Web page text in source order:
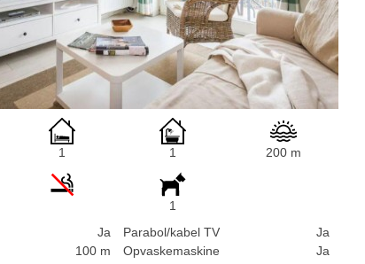
1 1 200 m
1
Ja
100 m
Parabol/kabel TV
Ja
Opvaskemaskine
Ja